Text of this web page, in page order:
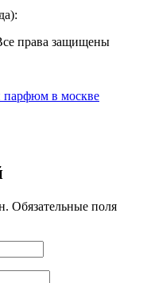
права защищены
парфюм в москве
Обязательные поля